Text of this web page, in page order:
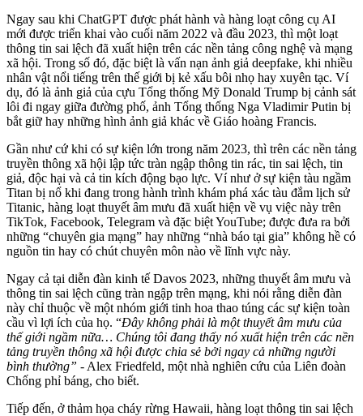
Ngay sau khi ChatGPT được phát hành và hàng loạt công cụ AI
mới được triển khai vào cuối năm 2022 và đầu 2023, thì một loạt
thông tin sai lệch đã xuất hiện trên các nền tảng công nghệ và mạng
xã hội. Trong số đó, đặc biệt là vấn nạn ảnh giả deepfake, khi nhiều
nhân vật nổi tiếng trên thế giới bị kẻ xấu bôi nhọ hay xuyên tạc. Ví
dụ, đó là ảnh giả của cựu Tổng thống Mỹ Donald Trump bị cảnh sát
lôi đi ngay giữa đường phố, ảnh Tổng thống Nga Vladimir Putin bị
bắt giữ hay những hình ảnh giả khác về Giáo hoàng Francis.
Gần như cứ khi có sự kiện lớn trong năm 2023, thì trên các nền tảng
truyền thông xã hội lập tức tràn ngập thông tin rác, tin sai lệch, tin
giả, độc hại và cả tin kích động bạo lực. Ví như ở sự kiện tàu ngầm
Titan bị nổ khi đang trong hành trình khám phá xác tàu đắm lịch sử
Titanic, hàng loạt thuyết âm mưu đã xuất hiện về vụ việc này trên
TikTok, Facebook, Telegram và đặc biệt YouTube; được đưa ra bởi
những “chuyên gia mạng” hay những “nhà báo tại gia” không hề có
nguồn tin hay có chút chuyên môn nào về lĩnh vực này.
Ngay cả tại diễn đàn kinh tế Davos 2023, những thuyết âm mưu và
thông tin sai lệch cũng tràn ngập trên mạng, khi nói rằng diễn đàn
này chỉ thuộc về một nhóm giới tinh hoa thao túng các sự kiện toàn
cầu vì lợi ích của họ. “Đây không phải là một thuyết âm mưu của
thế giới ngầm nữa… Chúng tôi đang thấy nó xuất hiện trên các nền
tảng truyền thông xã hội được chia sẻ bởi ngay cả những người
bình thường” - Alex Friedfeld, một nhà nghiên cứu của Liên đoàn
Chống phỉ báng, cho biết.
Tiếp đến, ở thảm họa cháy rừng Hawaii, hàng loạt thông tin sai lệch